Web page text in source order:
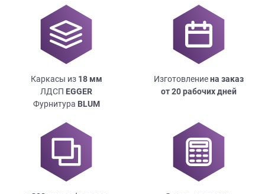
Каркасы из 18мм
ЛДСП EGGER
Фурнитура BLUM
Изготовлениена заказ
от 20 рабочих дней